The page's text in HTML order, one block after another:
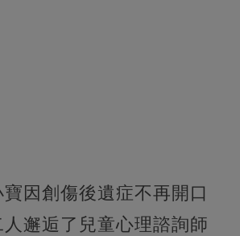
因創傷後遺症不再開口
邂逅了兒童心理諮詢師